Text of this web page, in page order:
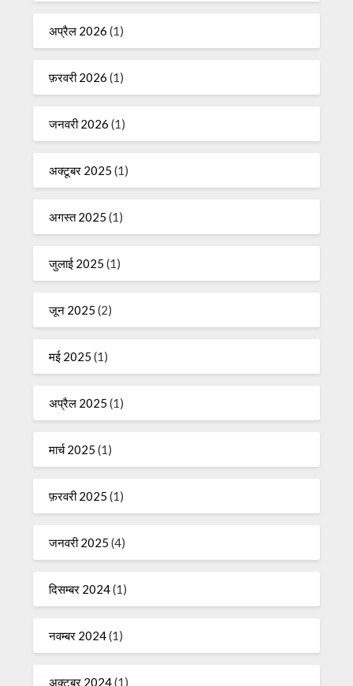
अप्रैल 2026 (1)
फ़रवरी 2026 (1)
जनवरी 2026 (1)
अक्टूबर 2025 (1)
अगस्त 2025 (1)
जुलाई 2025 (1)
जून 2025 (2)
मई 2025 (1)
अप्रैल 2025 (1)
मार्च 2025 (1)
फ़रवरी 2025 (1)
जनवरी 2025 (4)
दिसम्बर 2024(1)
नवम्बर 2024(1)
अक्टूबर 2024(1)